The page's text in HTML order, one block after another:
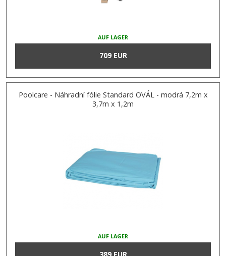
AUF LAGER
709 EUR
Poolcare - Náhradní fólie Standard OVÁL - modrá 7,2m x
3,7m x 1,2m
AUF LAGER